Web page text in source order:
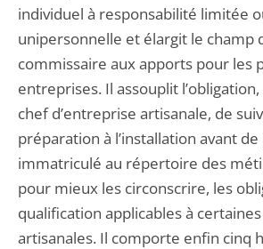
individuel à responsabilité limitée
unipersonnelle et élargit le champ
commissaire aux apports pour les
entreprises. Il assouplit
chef d’entreprise artisanale, de
préparation à l’installation avant
immatriculé au répertoire des
pour mieux les circonscrire, les
qualification applicables à
artisanales. Il comporte enfin cinq